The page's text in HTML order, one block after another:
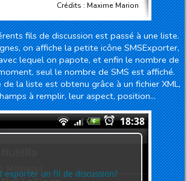
Crédits : Maxime Marion
fils de discussion est passé à une liste.
on affiche la petite icône SMSExporter,
lequel on papote, et enfin le nombre de
seul le nombre de SMS est affiché.
la liste est obtenu grâce à un fichier XML,
à remplir, leur aspect, position...